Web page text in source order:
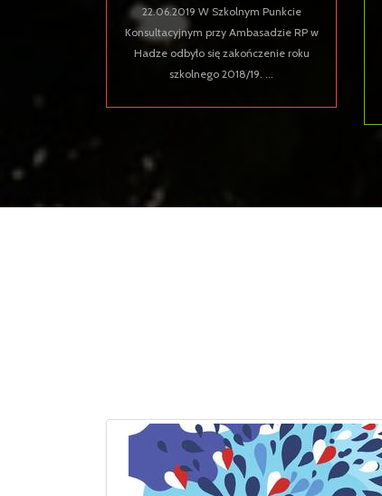
22.06.2019 W Szkolnym Punkcie
Konsultacyjnym przy Ambasadzie RP w
Hadze odbyło się zakończenie roku
szkolnego 2018/19. ...